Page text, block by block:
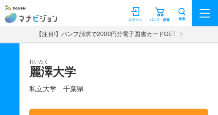
マナビジョン パンフ・願書
ログイン 検索
【注目!】パンフ請求で2000円分電子図書カードGET
れいたく
麗澤大学
私立大学 千葉県